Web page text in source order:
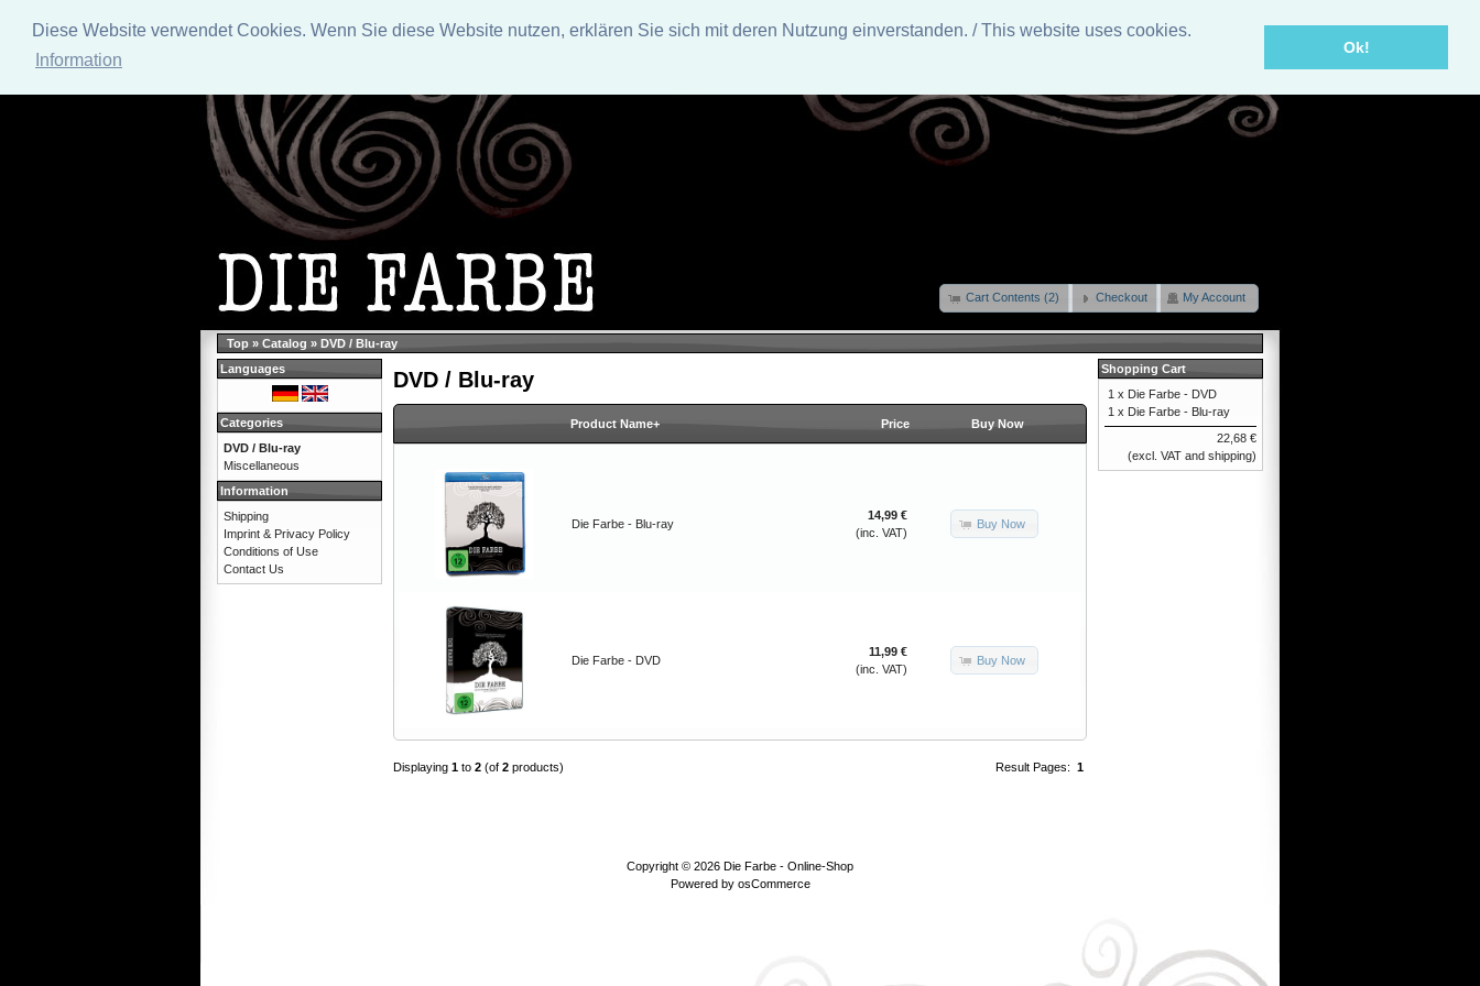
Diese Website verwendet Cookies. Wenn Sie diese Website nutzen, erklären Sie sich mit deren Nutzung einverstanden. / This website uses cookies.
Information
Ok!
Cart Contents (2) Checkout My Account
Top » Catalog » DVD / Blu-ray
DVD / Blu-ray
Product Name+ Price Buy Now
Die Farbe - Blu-ray
14,99 €
(inc. VAT)
Buy Now
Die Farbe - DVD
11,99 €
(inc. VAT)
Buy Now
Result Pages: 1
Displaying 1 to 2 (of 2 products)
Languages
Categories
DVD / Blu-ray
Miscellaneous
Information
Shipping
Imprint & Privacy Policy
Conditions of Use
Contact Us
Shopping Cart
1 x Die Farbe - DVD
1 x Die Farbe - Blu-ray
22,68 €
(excl. VAT and shipping)
Copyright © 2026 Die Farbe - Online-Shop
Powered by osCommerce